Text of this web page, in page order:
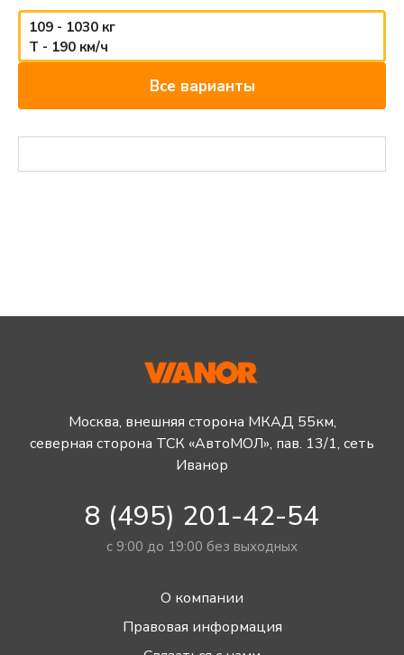
109 - 1030 кг
T - 190 км/ч
Все варианты
Москва, внешняя сторона МКАД 55км,
северная сторона ТСК «АвтоМОЛ», пав. 13/1, сеть
Иванор
8 (495) 201-42-54
с 9:00 до 19:00 без выходных
О компании
Правовая информация